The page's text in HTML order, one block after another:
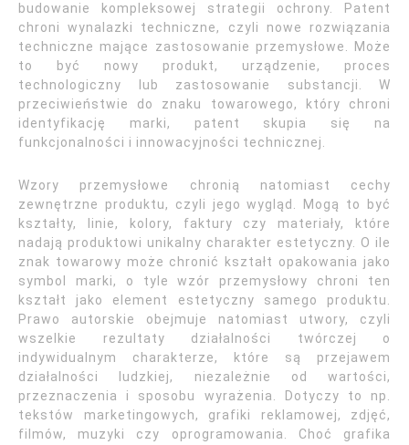
budowanie kompleksowej strategii ochrony. Patent
chroni wynalazki techniczne, czyli nowe rozwiązania
techniczne mające zastosowanie przemysłowe. Może
to być nowy produkt, urządzenie, proces
technologiczny lub zastosowanie substancji. W
przeciwieństwie do znaku towarowego, który chroni
identyfikację marki, patent skupia się na
funkcjonalności i innowacyjności technicznej.
Wzory przemysłowe chronią natomiast cechy
zewnętrzne produktu, czyli jego wygląd. Mogą to być
kształty, linie, kolory, faktury czy materiały, które
nadają produktowi unikalny charakter estetyczny. O ile
znak towarowy może chronić kształt opakowania jako
symbol marki, o tyle wzór przemysłowy chroni ten
kształt jako element estetyczny samego produktu.
Prawo autorskie obejmuje natomiast utwory, czyli
wszelkie rezultaty działalności twórczej o
indywidualnym charakterze, które są przejawem
działalności ludzkiej, niezależnie od wartości,
przeznaczenia i sposobu wyrażenia. Dotyczy to np.
tekstów marketingowych, grafiki reklamowej, zdjęć,
filmów, muzyki czy oprogramowania. Choć grafika